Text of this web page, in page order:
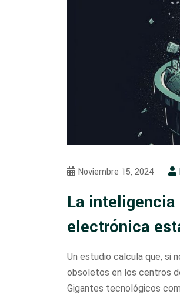
Noviembre 15, 2024
La
electrónica
Un estudio calcula que, si
obsoletos en los centros
Gigantes tecnológicos